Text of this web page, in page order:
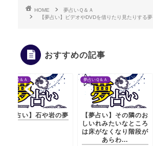
HOME
夢占いＱ＆Ａ
【夢占い】ビデオやDVDを借りたり見たりする夢
おすすめの記事
夢占いＱ＆Ａ
【夢占い】石や岩の夢
夢占いＱ＆Ａ
【夢占い】その隣のお
しいれみたいなところ
は床がなくなり階段が
あらわ...